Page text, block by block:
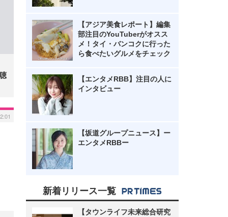
【アジア美食レポート】編集
部注目のYouTuberがオスス
メ！タイ・バンコクに行った
ら食べたいグルメをチェック
【エンタメRBB】注目の人に
インタビュー
【坂道グループニュース】ー
エンタメRBBー
新着リリース一覧
【タウンライフ未来総合研究